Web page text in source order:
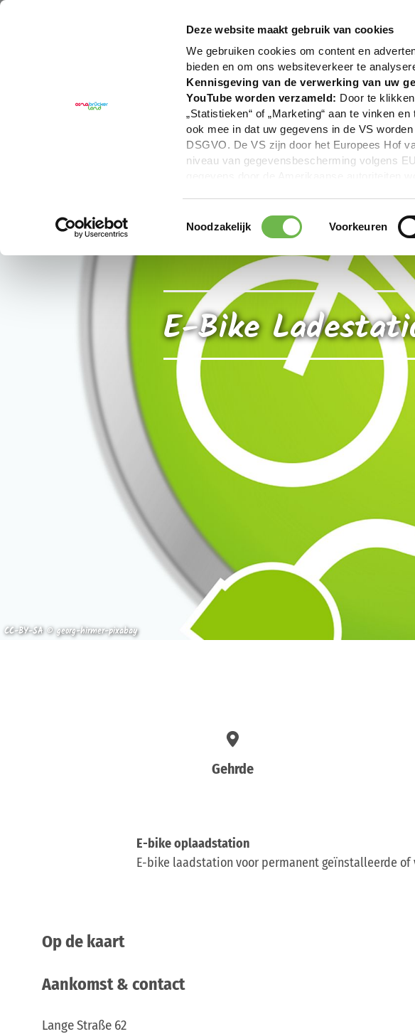
Deze website maakt gebruik van cookies
We gebruiken cookies om content en
bieden en om ons websiteverkeer te
Kennisgeving van de verwerking van uw
YouTube worden verzameld: Door te
„Statistieken“ of „Marketing“ aan te vinken
ook mee in dat uw gegevens in de VS
DSGVO. De VS zijn door het Europees Hof
niveau van gegevensbescherming volgens
overdracht niet plaatsvinden. Voor meer
We geven u hier graag meer gedetailleerde
Toestemmingsselectie
Noodzakelijk Voorkeuren
E-Bike
CC-BY-SA © georg-hirmer-pixabay
Gehrde
E-bike oplaadstation
E-bike laadstation voor permanent geïnstalleerde
Op de kaart
Aankomst & contact
Lange Straße 62